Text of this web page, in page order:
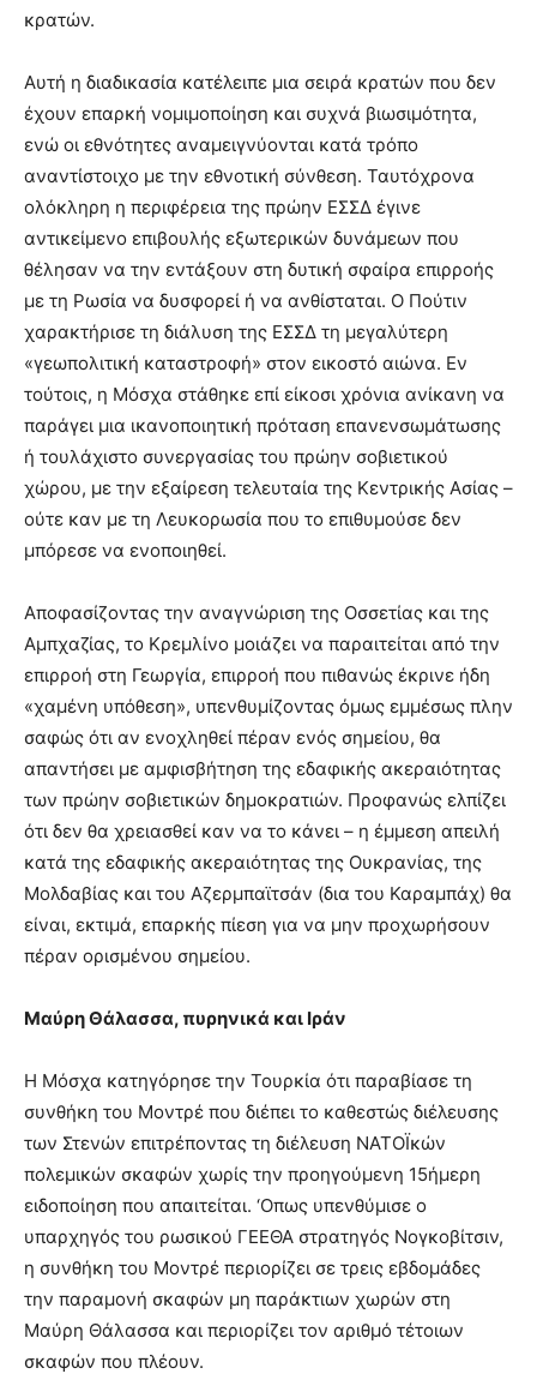
κρατών.
Αυτή η διαδικασία κατέλειπε μια σειρά κρατών που δεν
έχουν επαρκή νομιμοποίηση και συχνά βιωσιμότητα,
ενώ οι εθνότητες αναμειγνύονται κατά τρόπο
αναντίστοιχο με την εθνοτική σύνθεση. Ταυτόχρονα
ολόκληρη η περιφέρεια της πρώην ΕΣΣΔ έγινε
αντικείμενο επιβουλής εξωτερικών δυνάμεων που
θέλησαν να την εντάξουν στη δυτική σφαίρα επιρροής
με τη Ρωσία να δυσφορεί ή να ανθίσταται. Ο Πούτιν
χαρακτήρισε τη διάλυση της ΕΣΣΔ τη μεγαλύτερη
«γεωπολιτική καταστροφή» στον εικοστό αιώνα. Εν
τούτοις, η Μόσχα στάθηκε επί είκοσι χρόνια ανίκανη να
παράγει μια ικανοποιητική πρόταση επανενσωμάτωσης
ή τουλάχιστο συνεργασίας του πρώην σοβιετικού
χώρου, με την εξαίρεση τελευταία της Κεντρικής Ασίας –
ούτε καν με τη Λευκορωσία που το επιθυμούσε δεν
μπόρεσε να ενοποιηθεί.
Αποφασίζοντας την αναγνώριση της Οσσετίας και της
Αμπχαζίας, το Κρεμλίνο μοιάζει να παραιτείται από την
επιρροή στη Γεωργία, επιρροή που πιθανώς έκρινε ήδη
«χαμένη υπόθεση», υπενθυμίζοντας όμως εμμέσως πλην
σαφώς ότι αν ενοχληθεί πέραν ενός σημείου, θα
απαντήσει με αμφισβήτηση της εδαφικής ακεραιότητας
των πρώην σοβιετικών δημοκρατιών. Προφανώς ελπίζει
ότι δεν θα χρειασθεί καν να το κάνει – η έμμεση απειλή
κατά της εδαφικής ακεραιότητας της Ουκρανίας, της
Μολδαβίας και του Αζερμπαϊτσάν (δια του Καραμπάχ) θα
είναι, εκτιμά, επαρκής πίεση για να μην προχωρήσουν
πέραν ορισμένου σημείου.
Μαύρη Θάλασσα, πυρηνικά και Ιράν
Η Μόσχα κατηγόρησε την Τουρκία ότι παραβίασε τη
συνθήκη του Μοντρέ που διέπει το καθεστώς διέλευσης
των Στενών επιτρέποντας τη διέλευση ΝΑΤΟΪκών
πολεμικών σκαφών χωρίς την προηγούμενη 15ήμερη
ειδοποίηση που απαιτείται. ‘Οπως υπενθύμισε ο
υπαρχηγός του ρωσικού ΓΕΕΘΑ στρατηγός Νογκοβίτσιν,
η συνθήκη του Μοντρέ περιορίζει σε τρεις εβδομάδες
την παραμονή σκαφών μη παράκτιων χωρών στη
Μαύρη Θάλασσα και περιορίζει τον αριθμό τέτοιων
σκαφών που πλέουν.